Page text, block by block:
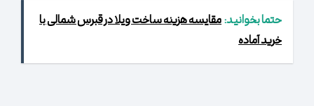
حتما بخوانید:مقایسه هزینه ساخت ویلا در قبرس شمالی با
خرید آماده